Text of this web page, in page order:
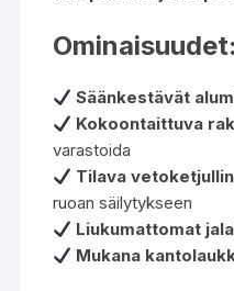
Ominaisuudet:
Säänkestävät
Kokoontaittuva
varastoida
Tilava
ruoan säilytykseen
Liukumattomat
Mukana